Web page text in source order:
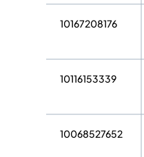
10167208176
10116153339
10068527652